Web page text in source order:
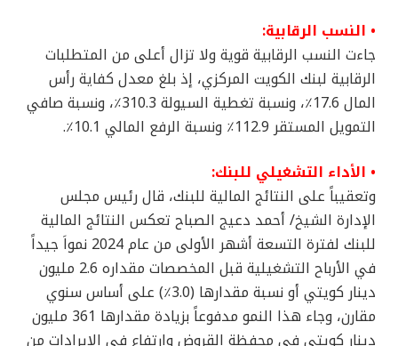
• النسب الرقابية:
جاءت النسب الرقابية قوية ولا تزال أعلى من المتطلبات
الرقابية لبنك الكويت المركزي، إذ بلغ معدل كفاية رأس
المال 17.6٪، ونسبة تغطية السيولة 310.3٪، ونسبة صافي
التمويل المستقر 112.9٪ ونسبة الرفع المالي 10.1٪.
• الأداء التشغيلي للبنك:
وتعقيباً على النتائج المالية للبنك، قال رئيس مجلس
الإدارة الشيخ/ أحمد دعيج الصباح تعكس النتائج المالية
للبنك لفترة التسعة أشهر الأولى من عام 2024 نمواَ جيداً
في الأرباح التشغيلية قبل المخصصات مقداره 2.6 مليون
دينار كويتي أو نسبة مقدارها (3.0٪) على أساس سنوي
مقارن، وجاء هذا النمو مدفوعاً بزيادة مقدارها 361 مليون